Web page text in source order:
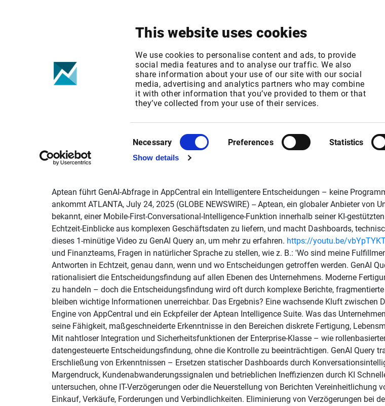
This website uses cookies
We use cookies to personalise content and ads, to provide
social media features and to analyse our traffic. We also
share information about your use of our site with our social
media, advertising and analytics partners who may combine
it with other information that you’ve provided to them or that
they’ve collected from your use of their services.
Selection
Necessary Preferences Statistics
Show details
GlobeNewswire: Aptean
AppCentral ein
Aptean führt GenAI-Abfrage in AppCentral ein Intelligentere Entscheidungen – keine
ankommt ATLANTA, July 24, 2025 (GLOBE NEWSWIRE) -- Aptean, ein globaler Anbieter von
bekannt, einer Mobile-First-Conversational-Intelligence-Funktion innerhalb seiner KI-
Echtzeit-Einblicke aus komplexen Geschäftsdaten zu liefern, und macht Dashboards,
dieses 1-minütige Video zu GenAI Query an, um mehr zu erfahren. https://youtu.be/
und Finanzteams, Fragen in natürlicher Sprache zu stellen, wie z. B.: 'Wo sind meine
Antworten in Echtzeit, genau dann, wenn und wo Entscheidungen getroffen werden. GenAI
rationalisiert die Entscheidungsfindung auf allen Ebenen des Unternehmens. Moderne
zu handeln – doch die Entscheidungsfindung wird oft durch komplexe Berichte,
bleiben wichtige Informationen unerreichbar. Das Ergebnis? Eine wachsende Kluft zwischen
Engine von AppCentral und ein Eckpfeiler der Aptean Intelligence Suite. Was das
seine Fähigkeit, maßgeschneiderte Erkenntnisse in den Bereichen diskrete Fertigung,
Mit nahtloser Integration und Sicherheitsfunktionen der Enterprise-Klasse – wie
datengesteuerte Entscheidungsfindung, ohne die Kontrolle zu beeinträchtigen. GenAI Query
Erschließung von Erkenntnissen – Ersetzen statischer Dashboards durch
Margendruck, Kundenabwanderungssignalen und betrieblichen Ineffizienzen durch KI
untersuchen, ohne IT-Verzögerungen oder die Neuerstellung von Berichten
Einkauf, Verkäufe, Forderungen und Verbindlichkeiten. Eliminierung von Verzögerungen bei